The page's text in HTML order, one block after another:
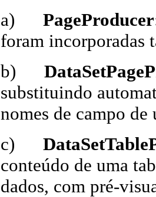
a) PageProducer
foram incorporadas
b)
substituindo
nomes de campo de
c)
conteúdo de uma
dados, com pré-